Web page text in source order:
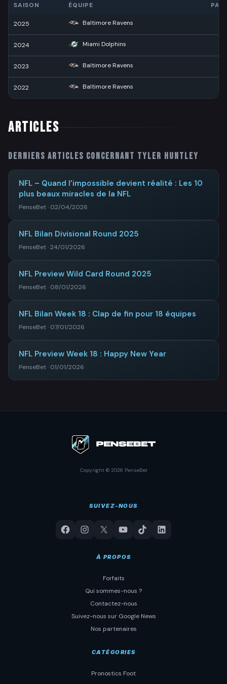
SAISON ÉQUIPE
2025 Baltimore Ravens
2024 Miami Dolphins
2023 Baltimore Ravens
2022 Baltimore Ravens
ARTICLES
Derniers articles concernant Tyler Huntley
NFL – Quand l’impossible devient réalité : Les 10
plus beaux miracles de la NFL
PenseBet · 02/04/2026
NFL Bilan Divisional Round 2025
PenseBet · 24/01/2026
NFL Preview Wild Card Round 2025
PenseBet · 08/01/2026
NFL Bilan Week 18 : Clap de fin pour 18 équipes
PenseBet · 07/01/2026
NFL Preview Week 18 : Happy New Year
PenseBet · 01/01/2026
Copyright © 2026 PenseBet
SUIVEZ-NOUS
À PROPOS
Forfaits
Qui sommes-nous ?
Contactez-nous
Suivez-nous sur Google News
Nos partenaires
CATÉGORIES
Pronostics Foot